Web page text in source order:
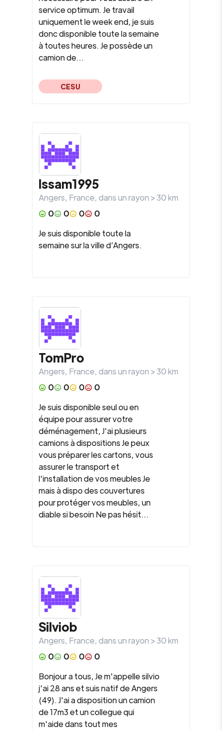
service optimum. Je travail
uniquement le week end, je suis
donc disponible toute la semaine
à toutes heures. Je possède un
camion de...
CESU
Issam1995
Angers, France, dans un rayon >30km
0
0 0
0
Je suis disponible toute la
semaine sur la ville d’Angers.
TomPro
Angers, France, dans un rayon >30km
0
0 0
0
Je suis disponible seul ou en
équipe pour assurer votre
déménagement, J'ai plusieurs
camions à dispositions Je peux
vous préparer les cartons, vous
assurer le transport et
l'installation de vos meubles Je
mais à dispo des couvertures
pour protéger vos meubles, un
diable si besoin Ne pas hésit...
Silviob
Angers, France, dans un rayon >30km
0
0 0
0
Bonjour a tous, Je m'appelle silvio
j'ai 28 ans et suis natif de Angers
(49). J'ai a disposition un camion
de 17m3 et un collegue qui
m'aide dans tout mes